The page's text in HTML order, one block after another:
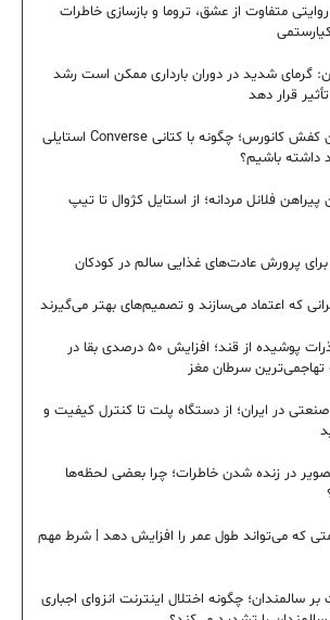
متفاوت از عشق، تروما و بازسازی خاطرات
کیارستمی
گرمای شدید در دوران بارداری ممکن است رشد
قرار دهد
راهنمای ست کردن کفش کانورس؛ چگونه با کتانی Converse استایلی
باشیم؟
فلانل مردانه؛ از استایل کژوال تا تیپ
که اعتماد می‌سازند و تصمیم‌های بهتر می‌گیرند
درمان نوین با نانوذرات پوشیده از قند؛ افزایش ۵۰ درصدی بقا در
سرطان مغز
در ایران؛ از دستگاه پلت تا کنترل کیفیت و
در زنده شدن خاطرات؛ چرا بعضی لحظه‌ها
که می‌تواند طول عمر را افزایش دهد | شرط مهم
بر سالمندان؛ چگونه اختلال اینترنت انزوای اجباری